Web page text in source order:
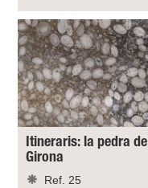
Itineraris: la pedra de
Girona
Ref. 25